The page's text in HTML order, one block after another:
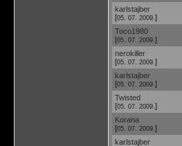
karlstajber
[05. 07. 2009. ]
Toco1980
[05. 07. 2009. ]
nerokiller
[05. 07. 2009. ]
karlstajber
[05. 07. 2009. ]
Twisted
[05. 07. 2009. ]
Korana
[05. 07. 2009. ]
karlstajber